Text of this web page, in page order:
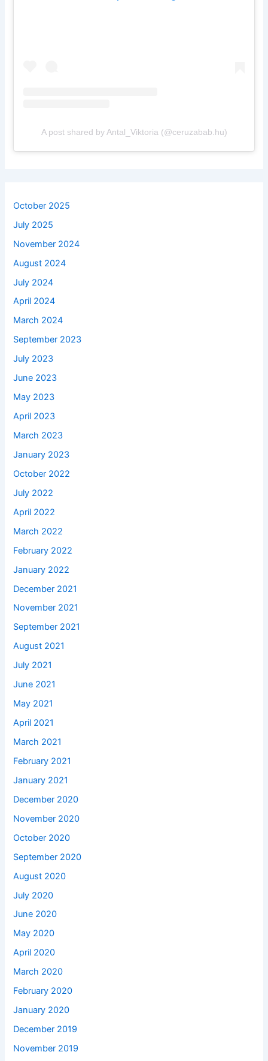
A post shared by Antal_Viktoria (@ceruzabab.hu)
October 2025
July 2025
November 2024
August 2024
July 2024
April 2024
March 2024
September 2023
July 2023
June 2023
May 2023
April 2023
March 2023
January 2023
October 2022
July 2022
April 2022
March 2022
February 2022
January 2022
December 2021
November 2021
September 2021
August 2021
July 2021
June 2021
May 2021
April 2021
March 2021
February 2021
January 2021
December 2020
November 2020
October 2020
September 2020
August 2020
July 2020
June 2020
May 2020
April 2020
March 2020
February 2020
January 2020
December 2019
November 2019